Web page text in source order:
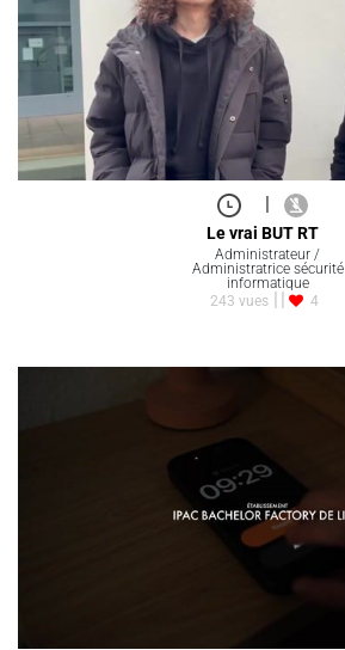
|
Le vrai BUT RT
Administrateur /
Administratrice sécurité
informatique
243 vues
4